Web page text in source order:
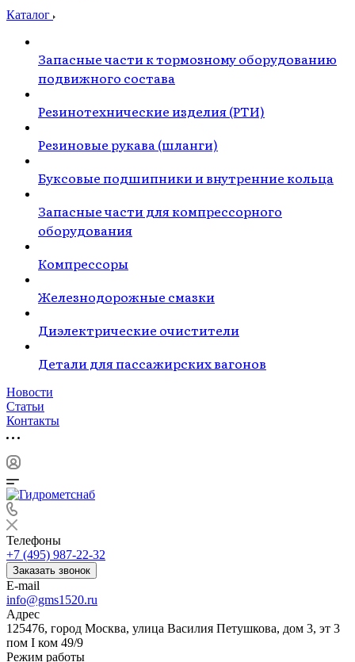
Каталог
Запасные части к тормозному оборудованию
подвижного состава
Резинотехнические изделия (РТИ)
Резиновые рукава (шланги)
Буксовые подшипники и внутренние кольца
Запасные части для компрессорного
оборудования
Компрессоры
Железнодорожные смазки
Диэлектрические очистители
Детали для пассажирских вагонов
Новости
Статьи
Контакты
Телефоны
+7 (495) 987-22-32
Заказать звонок
E-mail
info@gms1520.ru
Адрес
125476, город Москва, улица Василия Петушкова, дом 3, эт 3
пом I ком 49/9
Режим работы